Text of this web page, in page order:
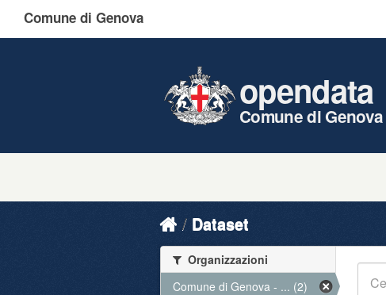
Comune di Genova
opendata
Comune di Genova
Dataset
Organizzazioni
Comune di Genova - ... (2)